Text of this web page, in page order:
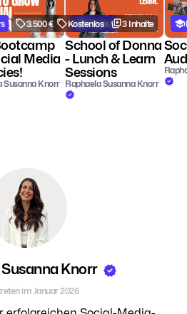
3.500 €
Media
Susanna Knorr
Playlist
Kostenlos 3 Inhalte
School of Donna
- Lunch & Learn
Sessions
Raphaela Susanna Knorr
Knorr
im Januar 2026